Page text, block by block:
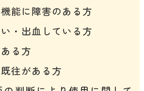
能に障害のある方
・出血している方
る方
往がある方